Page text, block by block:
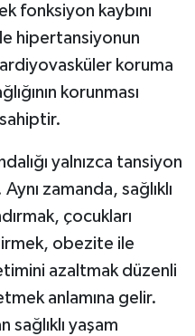
fonksiyon kaybını
hipertansiyonun
koruma
korunması
yalnızca tansiyon
zamanda, sağlıklı
çocukları
obezite ile
azaltmak düzenli
anlamına gelir.
sağlıklı yaşam